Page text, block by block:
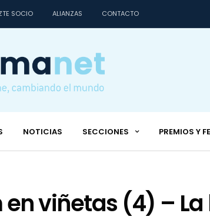
SOCIO ALIANZAS CONTACTO
NOTICIAS SECCIONES PREMIOS Y
viñetas (4) –